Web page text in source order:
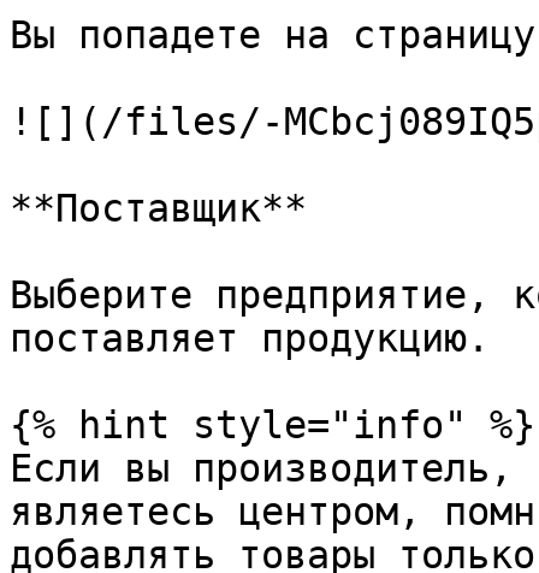
Вы попадете на
![](/files/-
**Поставщик**
Выберите предприятие,
поставляет продукцию.
{% hint style="info" %}
Если вы
являетесь центром,
добавлять товары